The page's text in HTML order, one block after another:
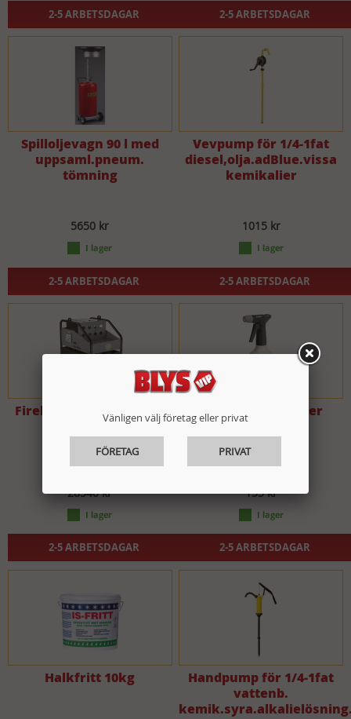
2-5 ARBETSDAGAR 2-5 ARBETSDAGAR
Spilloljevagn 90 l med
uppsaml.pneum.
tömning
5650 kr
2-5 ARBETSDAGAR
Vevpump för 1/4-1fat
diesel,olja.adBlue.vissa
kemikalier
1015 kr
2-5 ARBETSDAGAR
Firebox 30M Hotbox IPC
28540 kr
2-5 ARBETSDAGAR
Gloria PRO10 1 liter
155 kr
2-5 ARBETSDAGAR
Halkfritt 10kg
Handpump för 1/4-1fat
vattenb.
Vänligen välj företag eller privat
FÖRETAG PRIVAT